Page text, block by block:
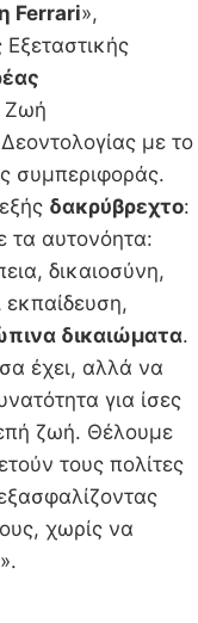
Ferrari»,
Ζωή
με το
συμπεριφοράς.
δακρύβρεχτο:
τα αυτονόητα:
δικαιοσύνη,
δικαιώματα.
έχει, αλλά να
για ίσες
ζωή. Θέλουμε
τους πολίτες
χωρίς να